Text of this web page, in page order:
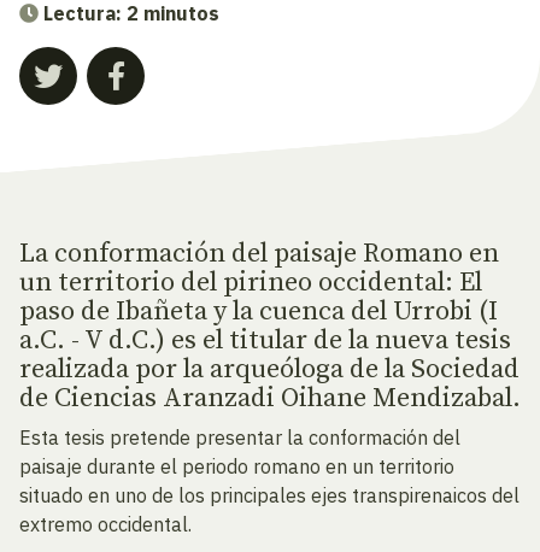
Lectura: 2 minutos
La conformación del paisaje Romano en
un territorio del pirineo occidental: El
paso de Ibañeta y la cuenca del Urrobi (I
a.C. - V d.C.) es el titular de la nueva tesis
realizada por la arqueóloga de la Sociedad
de Ciencias Aranzadi Oihane Mendizabal.
Esta tesis pretende presentar la conformación del
paisaje durante el periodo romano en un territorio
situado en uno de los principales ejes transpirenaicos del
extremo occidental.